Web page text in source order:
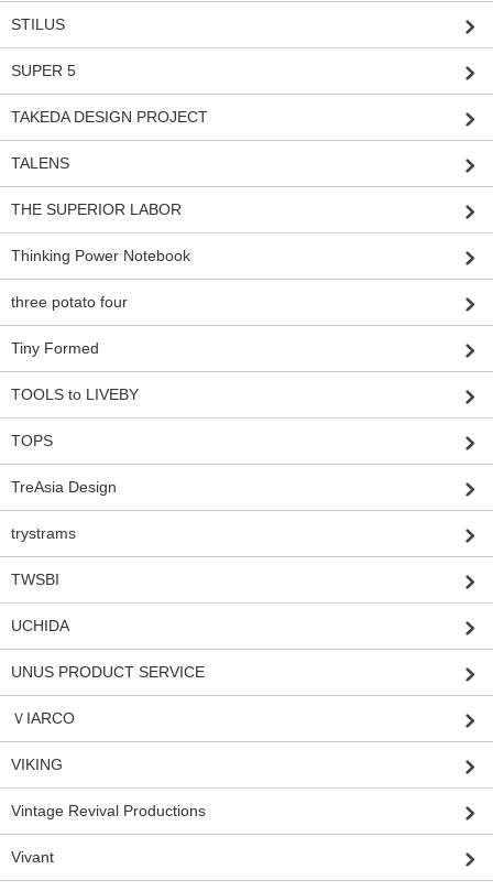
STILUS
SUPER 5
TAKEDA DESIGN PROJECT
TALENS
THE SUPERIOR LABOR
Thinking Power Notebook
three potato four
Tiny Formed
TOOLS to LIVEBY
TOPS
TreAsia Design
trystrams
TWSBI
UCHIDA
UNUS PRODUCT SERVICE
ＶIARCO
VIKING
Vintage Revival Productions
Vivant